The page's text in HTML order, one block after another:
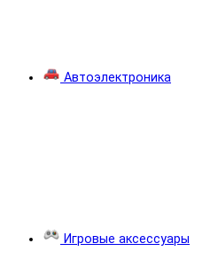
Автоэлектроника
Игровые аксессуары